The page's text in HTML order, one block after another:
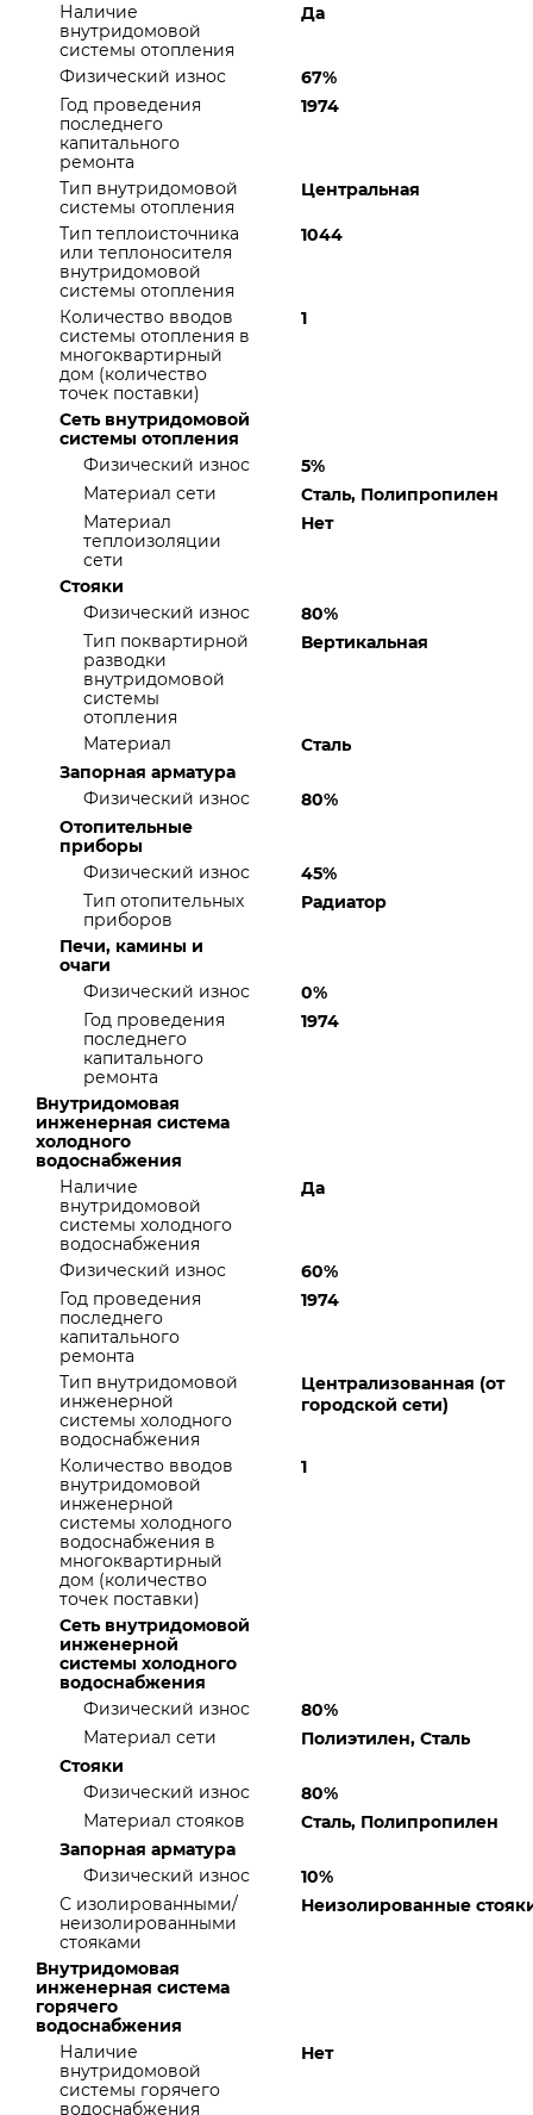
Наличие
внутридомовой
системы отопления
Да
Физический износ
67%
Год проведения
последнего
капитального
ремонта
1974
Тип внутридомовой
системы отопления
Центральная
Тип теплоисточника
или теплоносителя
внутридомовой
системы отопления
1044
Количество вводов
системы отопления в
многоквартирный
дом (количество
точек поставки)
1
Сеть внутридомовой
системы отопления
Физический износ
5%
Материал сети
Сталь, Полипропилен
Материал
теплоизоляции
сети
Нет
Стояки
Физический износ
80%
Тип поквартирной
разводки
внутридомовой
системы
отопления
Вертикальная
Материал
Сталь
Запорная арматура
Физический износ
80%
Отопительные
приборы
Физический износ
45%
Тип отопительных
приборов
Радиатор
Печи, камины и
очаги
Физический износ
0%
Год проведения
последнего
капитального
ремонта
1974
Внутридомовая
инженерная система
холодного
водоснабжения
Наличие
внутридомовой
системы холодного
водоснабжения
Да
Физический износ
60%
Год проведения
последнего
капитального
ремонта
1974
Тип внутридомовой
инженерной
системы холодного
водоснабжения
Централизованная (от
городской сети)
Количество вводов
внутридомовой
инженерной
системы холодного
водоснабжения в
многоквартирный
дом (количество
точек поставки)
1
Сеть внутридомовой
инженерной
системы холодного
водоснабжения
Физический износ
80%
Материал сети
Полиэтилен, Сталь
Стояки
Физический износ
80%
Материал стояков
Сталь, Полипропилен
Запорная арматура
Физический износ
10%
С изолированными/
неизолированными
стояками
Неизолированные
Внутридомовая
инженерная система
горячего
водоснабжения
Наличие
внутридомовой
системы горячего
водоснабжения
Нет